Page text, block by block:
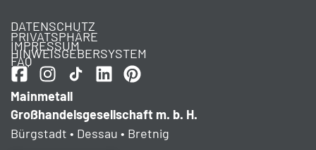
DATENSCHUTZ
PRIVATSPHÄRE
IMPRESSUM
HINWEISGEBERSYSTEM
FAQ
Mainmetall
Großhandelsgesellschaft m. b. H.
Bürgstadt • Dessau • Bretnig